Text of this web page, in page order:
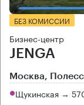
БЕЗ КОМИССИИ
Бизнес-центр
JENGA
Москва,
Щукинская →